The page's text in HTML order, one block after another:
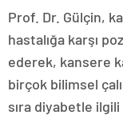
Prof. Dr. Gülçin,
hastalığa karşı
ederek, kansere
birçok bilimsel
sıra diyabetle